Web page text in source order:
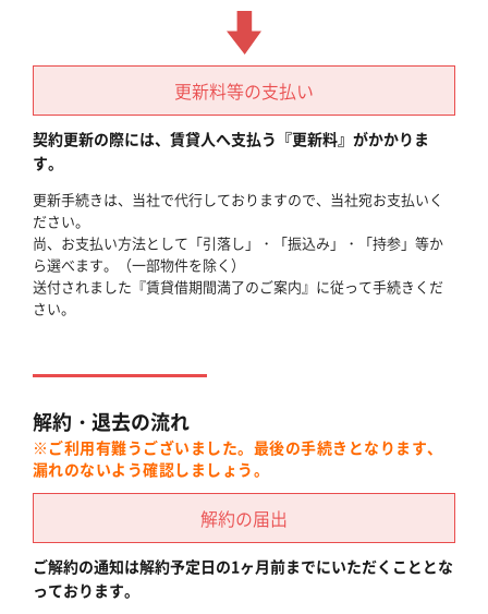
更新料等の支払い
契約更新の際には、賃貸人へ支払う『更新料』がかかりま
す。
更新手続きは、当社で代行しておりますので、当社宛お支払いく
ださい。
尚、お支払い方法として「引落し」・「振込み」・「持参」等か
ら選べます。（一部物件を除く）
送付されました『賃貸借期間満了のご案内』に従って手続きくだ
さい。
解約・退去の流れ
※ご利用有難うございました。最後の手続きとなります、
漏れのないよう確認しましょう。
解約の届出
ご解約の通知は解約予定日の1ヶ月前までにいただくこととな
っております。